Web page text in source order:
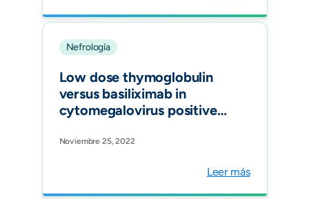
registry. Nefrologia (Engl
Nefrología
Low dose thymoglobulin
versus basiliximab in
cytomegalovirus positive
recipients: Effectiveness of
cytomegalovirus modified
strategy. Nefrologia (Engl
Noviembre 25, 2022
Leer más